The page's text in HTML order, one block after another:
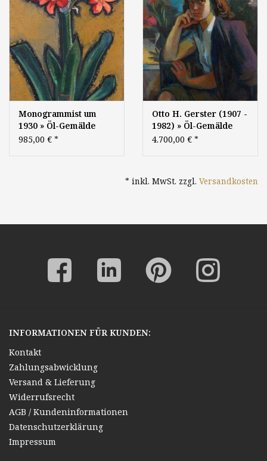
Monogrammist um
1930 » Öl-Gemälde
Expressionismus
985,00 € *
Otto H. Gerster (1907 -
1982) » Öl-Gemälde
Moderne Porträt
4.700,00 € *
* inkl. MwSt. zzgl. Versandkosten
INFORMATIONEN FÜR KUNDEN:
Kontakt
Zahlungsabwicklung
Versand & Lieferung
Widerrufsrecht
AGB / Kundeninformationen
Datenschutzerklärung
Impressum